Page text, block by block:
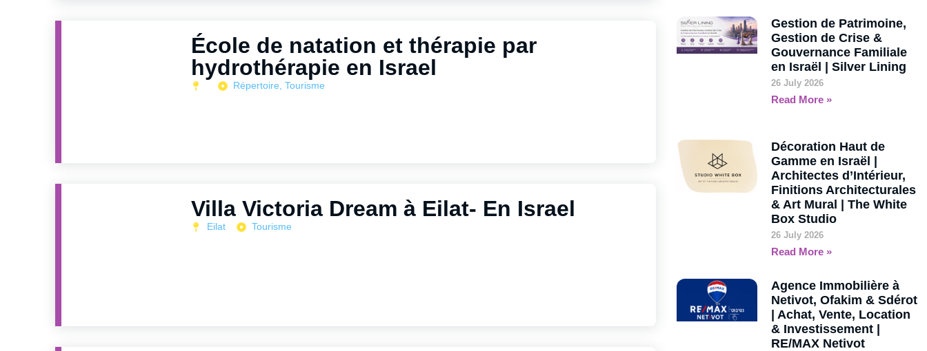
École de natation et thérapie par
hydrothérapie en Israel
Répertoire ,Tourisme
Villa Victoria Dream à Eilat- En Israel
Eilat Tourisme
Gestion de Patrimoine,
Gestion de Crise &
Gouvernance Familiale
en Israël | Silver Lining
26 July 2026
Read More »
Décoration Haut de
Gamme en Israël |
Architectes d’Intérieur,
Finitions Architecturales
& Art Mural | The White
Box Studio
26 July 2026
Read More »
Agence Immobilière à
Netivot, Ofakim & Sdérot
| Achat, Vente, Location
& Investissement |
RE/MAX Netivot